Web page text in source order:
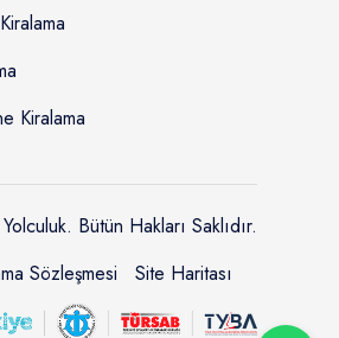
Kiralama
Bütün Hakları Saklıdır.
Sözleşmesi Site Haritası